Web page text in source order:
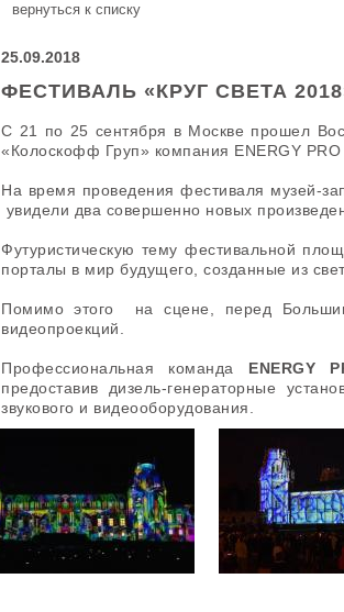
вернуться к списку
25.09.2018
ФЕСТИВАЛЬ «КРУГ СВЕТА
С 21 по 25 сентября в Москве прошел
«Колоскофф Груп» компания ENERGY
На время проведения фестиваля музей-
увидели два совершенно новых
Футуристическую тему фестивальной
порталы в мир будущего, созданные из
Помимо этого на сцене, перед
видеопроекций.
Профессиональная команда ENERGY
предоставив дизель-генераторные
звукового и видеооборудования.